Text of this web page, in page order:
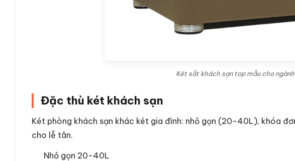
Két sắt khách sạn top mẫu cho
Đặc thù két khách sạn
Két phòng khách sạn khác két gia đình: nhỏ gọn (20-40L), khóa
cho lễ tân.
Nhỏ gọn 20-40L